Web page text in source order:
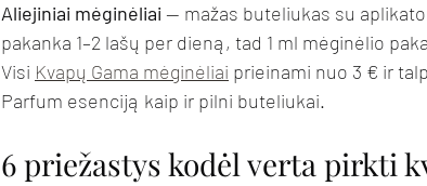
Aliejiniai mėginėliai — mažas buteliukas su
pakanka 1–2 lašų per dieną, tad 1 ml mėginėlio
Visi Kvapų Gama mėginėliai prieinami nuo 3 € ir
Parfum esenciją kaip ir pilni buteliukai.
6 priežastys kodėl verta pirkti